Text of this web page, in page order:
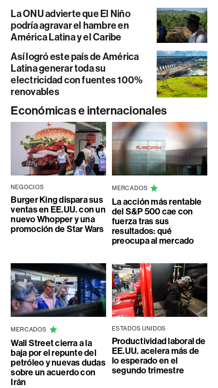
La ONU advierte que El Niño
podría agravar el hambre en
América Latina y el Caribe
Así logró este país de América
Latina generar toda su
electricidad con fuentes 100%
renovables
Económicas e internacionales
NEGOCIOS
Burger King dispara sus
ventas en EE.UU. con un
nuevo Whopper y una
promoción de Star Wars
MERCADOS
La acción más rentable
del S&P 500 cae con
fuerza tras sus
resultados: qué
preocupa al mercado
MERCADOS
Wall Street cierra a la
baja por el repunte del
petróleo y nuevas dudas
sobre un acuerdo con
Irán
ESTADOS UNIDOS
Productividad laboral de
EE.UU. acelera más de
lo esperado en el
segundo trimestre